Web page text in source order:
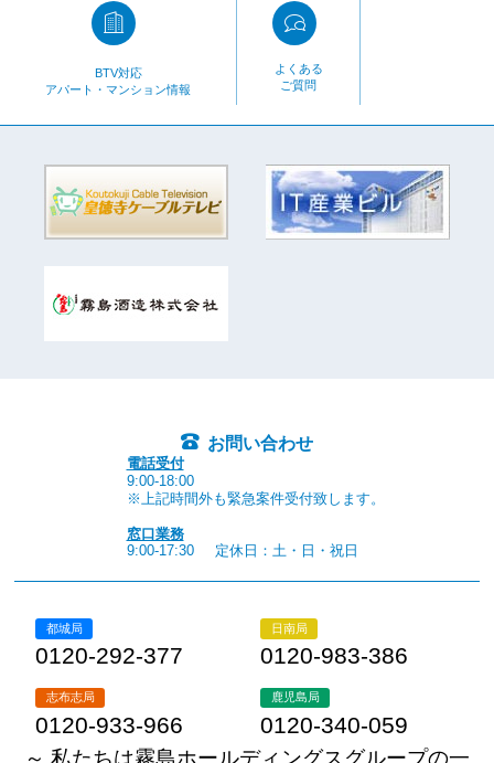
BTV対応
アパート・マンション情報
よくある
ご質問
お問い合わせ
電話受付
9:00-18:00
※上記時間外も緊急案件受付致します。
窓口業務
9:00-17:30
定休日：土・日・祝日
都城局
0120-292-377
日南局
0120-983-386
志布志局
0120-933-966
鹿児島局
0120-340-059
～ 私たちは霧島ホールディングスグループの一